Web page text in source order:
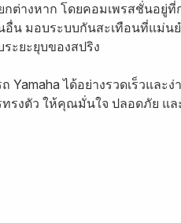
ต่างหาก โดยคอมเพรสชั่นอยู่
น มอบระบบกันสะเทือนที่แม่
ะยะยุบของสปริง
ได้อย่างรวดเร็วแล
รงตัว ให้คุณมั่นใจ ปลอดภัย แ